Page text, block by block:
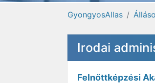
GyongyosAllas
Irodai
Felnőttképzési